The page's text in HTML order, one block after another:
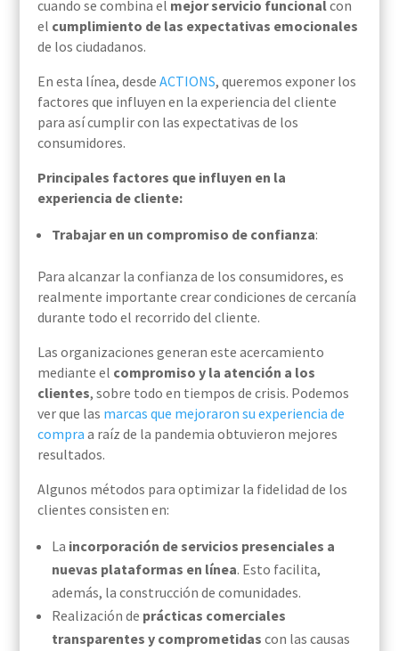
cuando se combina el mejor servicio funcionalcon
el cumplimiento de las expectativas emocionales
de los ciudadanos.
En esta línea, desde ACTIONS, queremos exponer los
factores que influyen en la experiencia del cliente
para así cumplir con las expectativas de los
consumidores.
Principales factores que influyen en la
experiencia de cliente:
Trabajar en un compromiso de confianza:
Para alcanzar la confianza de los consumidores, es
realmente importante crear condiciones de cercanía
durante todo el recorrido del cliente.
Las organizaciones generan este acercamiento
mediante el compromiso y la atención a los
clientes, sobre todo en tiempos de crisis. Podemos
ver que las marcas que mejoraron su experiencia de
compra a raíz de la pandemia obtuvieron mejores
resultados.
Algunos métodos para optimizar la fidelidad de los
clientes consisten en:
La incorporación de servicios presenciales a
nuevas plataformas en línea. Esto facilita,
además, la construcción de comunidades.
Realización de prácticas comerciales
transparentes y comprometidas con las causas